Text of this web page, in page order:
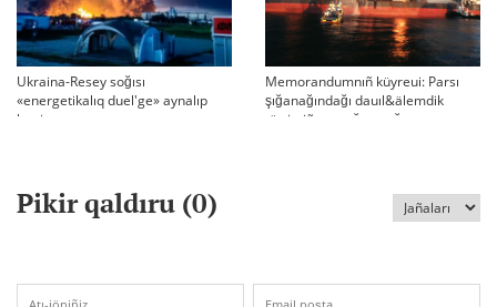
Ukraina-Resey soğısı
«energetikalıq duel'ge» aynalıp
ketti
Memorandumnıñ küyreui: Parsı
şığanağındağı dauıl&älemdik
tärtiptiñ sın sağatı soğıp twr
Pikir qaldıru (0)